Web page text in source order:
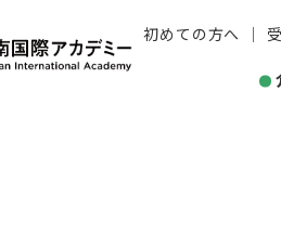
初めての方へ